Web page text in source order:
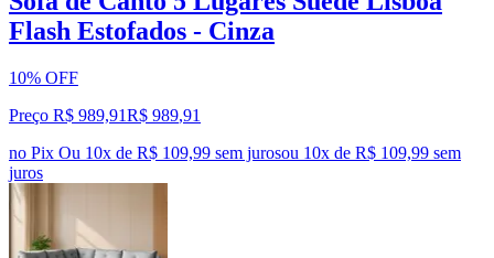
Flash Estofados - Cinza
10% OFF
Preço R$ 989,91R$ 989,91
no Pix Ou 10x de R$ 109,99 sem jurosou 10x de R$ 109,99 sem
juros